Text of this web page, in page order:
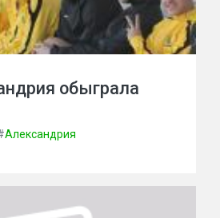
обыграла
Александрия